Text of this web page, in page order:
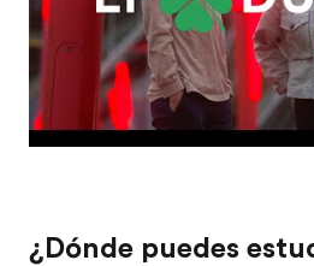
¿Dónde puedes